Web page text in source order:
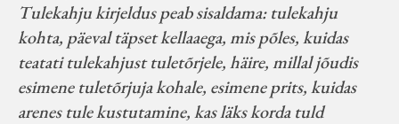
Velise kultuuri ja hariduse selts
Virtuaalnäitused
Tulekahju kirjeldus peab sisaldama: tulekahju
kohta, päeval täpset kellaaega, mis põles, kuidas
teatati tulekahjust tuletõrjele, häire, millal jõudis
esimene tuletõrjuja kohale, esimene prits, kuidas
arenes tule kustutamine, kas läks korda tuld